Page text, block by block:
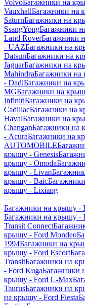
VolvoБагажники на
VauxhallБагажники на
SaturnБагажники на
SsangYongБагажники
Land RoverБагажники
- UAZБагажники на
DatsunБагажники на
JaguarБагажники на
MahindraБагажники на
- DadiБагажники на
MGБагажники на
InfinitiБагажники на
CadillacБагажники на
HavalБагажники на
ChanganБагажники на
- AcuraБагажники на
AUTOMOBILE
крышу - Genesis
крышу - Omoda
крышу - Livan
крышу - Baic
крышу - Lixiang
—
Багажники на крышу -
Багажники на крышу -
Transit Connect
крышу - Ford Mondeo
1994Багажники на
крышу - Ford Escort
TransitБагажники на
- Ford KugaБагажники
крышу - Ford C-Max
TaurusБагажники на
на крышу - Ford Fiesta